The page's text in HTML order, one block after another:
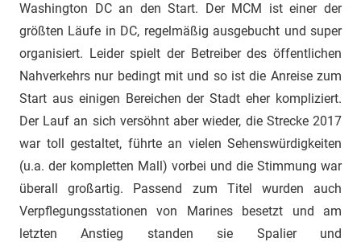
Washington DC an den Start. Der MCM ist einer der
größten Läufe in DC, regelmäßig ausgebucht und super
organisiert. Leider spielt der Betreiber des öffentlichen
Nahverkehrs nur bedingt mit und so ist die Anreise zum
Start aus einigen Bereichen der Stadt eher kompliziert.
Der Lauf an sich versöhnt aber wieder, die Strecke 2017
war toll gestaltet, führte an vielen Sehenswürdigkeiten
(u.a. der kompletten Mall) vorbei und die Stimmung war
überall großartig. Passend zum Titel wurden auch
Verpflegungsstationen von Marines besetzt und am
letzten Anstieg standen sie Spalier und